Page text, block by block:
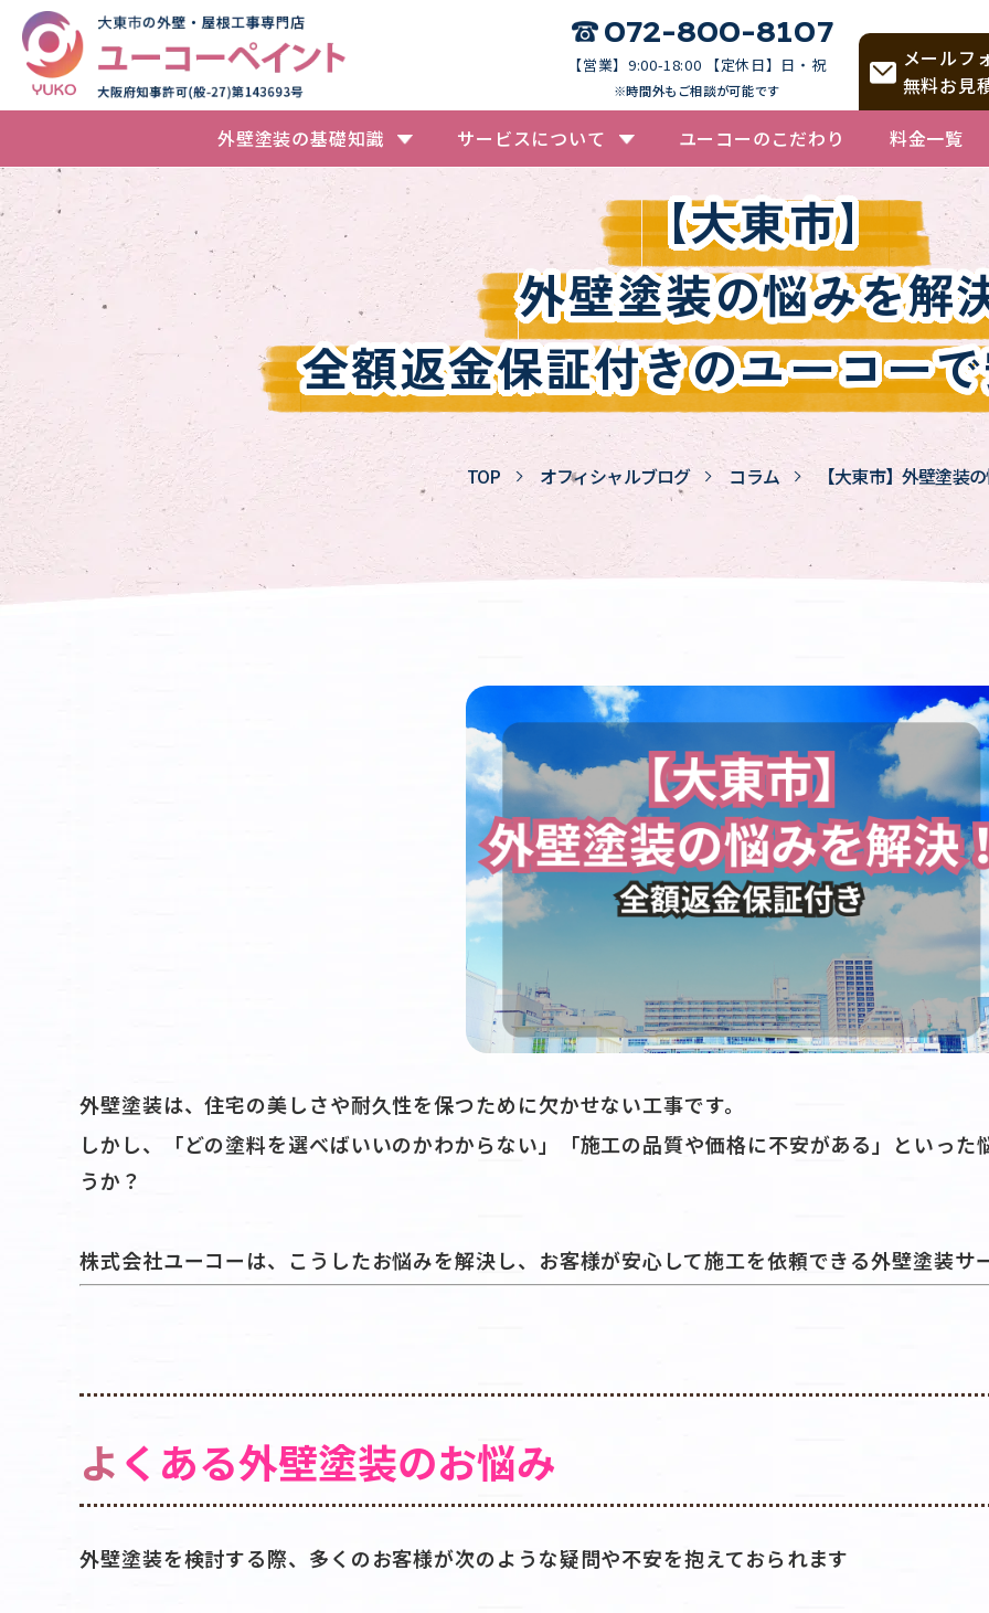
072-800-8107
【営業】9:00-18:00 【定休日】日・祝
※時間外もご相談が可能です
メールフ
無料お見
外壁塗装の基礎知識
サービスについて ユーコーのこだわり 料金一覧
【大東市】
外壁塗装の悩みを解
全額返金保証付きのユーコー
TOP オフィシャルブログ コラム 【大東市】外壁塗装
外壁塗装は、住宅の美しさや耐久性を保つために欠かせない工事です。
しかし、「どの塗料を選べばいいのかわからない」「施工の品質や価格に不安がある」といっ
うか？
株式会社ユーコーは、こうしたお悩みを解決し、お客様が安心して施工を依頼できる外壁塗装サ
よくある外壁塗装のお悩み
外壁塗装を検討する際、多くのお客様が次のような疑問や不安を抱えておられます